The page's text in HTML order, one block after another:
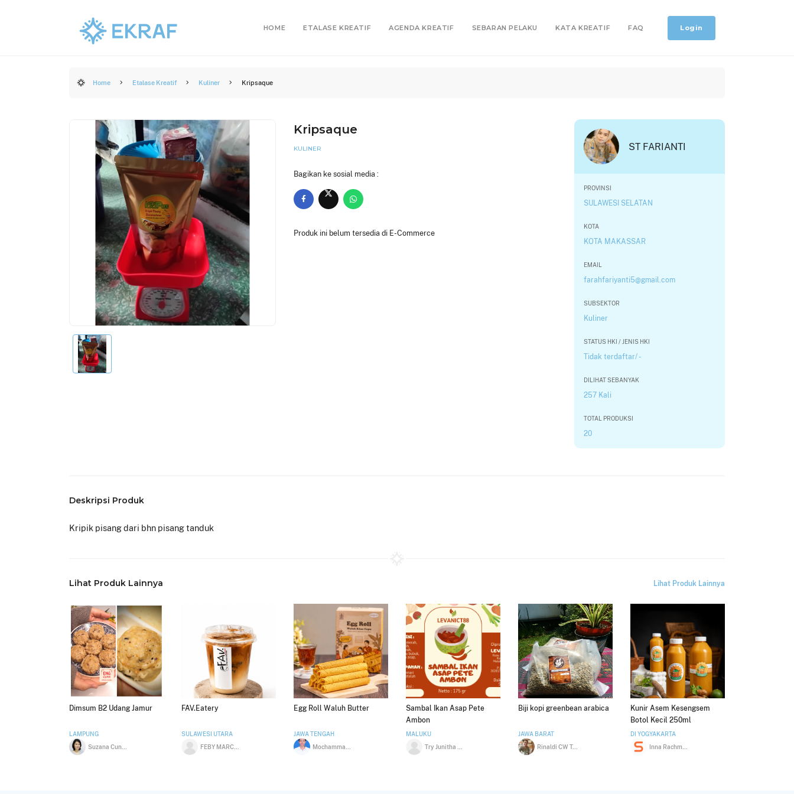
HOME ETALASE KREATIF AGENDA KREATIF SEBARAN PELAKU KATA KREATIF FAQ Login
Home Etalase Kreatif Kuliner Kripsaque
Kripsaque
KULINER
Bagikan ke sosial media :
Produk ini belum tersedia di E-Commerce
ST FARIANTI
PROVINSI
SULAWESI SELATAN
KOTA
KOTA MAKASSAR
EMAIL
farahfariyanti5@gmail.com
SUBSEKTOR
Kuliner
STATUS HKI / JENIS HKI
Tidak terdaftar/ -
DILIHAT SEBANYAK
257 Kali
TOTAL PRODUKSI
20
Deskripsi Produk
Kripik pisang dari bhn pisang tanduk
Lihat Produk Lainnya Lihat Produk Lainnya
Dimsum B2 Udang Jamur
LAMPUNG
FAV.Eatery
SULAWESI UTARA
Egg Roll Waluh Butter
JAWA TENGAH
Sambal Ikan Asap Pete
Ambon
MALUKU
Biji kopi greenbean arabica
JAWA BARAT
Rinaldi CW Tandjung
Kunir Asem Kesengsem
Botol Kecil 250ml
DI YOGYAKARTA